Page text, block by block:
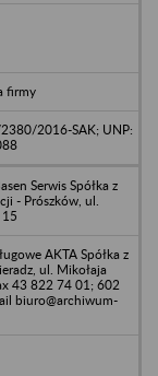
firmy
2016-SAK; UNP:
Serwis Spółka z
- Prószków, ul.
15
AKTA Spółka z
ul. Mikołaja
43 822 74 01; 602
biuro@archiwum-